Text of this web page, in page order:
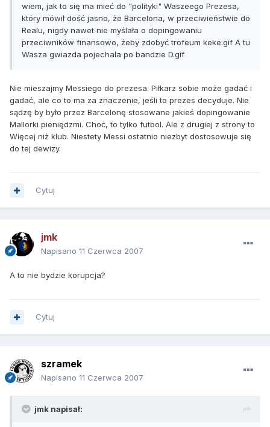
wiem, jak to się ma mieć do "polityki" Waszeego Prezesa,
który mówił dość jasno, że Barcelona, w przeciwieństwie do
Realu, nigdy nawet nie myślała o dopingowaniu
przeciwników finansowo, żeby zdobyć trofeum keke.gif A tu
Wasza gwiazda pojechała po bandzie D.gif
Nie mieszajmy Messiego do prezesa. Piłkarz sobie może gadać i
gadać, ale co to ma za znaczenie, jeśli to prezes decyduje. Nie
sądzę by było przez Barcelonę stosowane jakieś dopingowanie
Mallorki pieniędzmi. Choć, to tylko futbol. Ale z drugiej z strony to
Więcej niż klub. Niestety Messi ostatnio niezbyt dostosowuje się
do tej dewizy.
Cytuj
jmk
Napisano 11 Czerwca 2007
A to nie bydzie korupcja?
Cytuj
szramek
Napisano 11 Czerwca 2007
jmk napisał: